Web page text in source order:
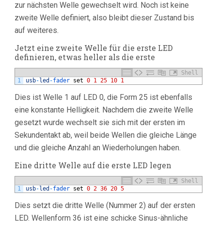
zur nächsten Welle gewechselt wird. Noch ist keine
zweite Welle definiert, also bleibt dieser Zustand bis
auf weiteres.
Jetzt eine zweite Welle für die erste LED
definieren, etwas heller als die erste
Shell
1
usb- led -fader set 0 1 25 10 1
Dies ist Welle 1 auf LED 0, die Form 25 ist ebenfalls
eine konstante Helligkeit. Nachdem die zweite Welle
gesetzt wurde wechselt sie sich mit der ersten im
Sekundentakt ab, weil beide Wellen die gleiche Länge
und die gleiche Anzahl an Wiederholungen haben.
Eine dritte Welle auf die erste LED legen
Shell
1
usb- led -fader set 0 2 36 20 5
Dies setzt die dritte Welle (Nummer 2) auf der ersten
LED. Wellenform 36 ist eine schicke Sinus-ähnliche